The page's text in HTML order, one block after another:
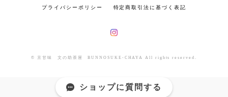
プライバシーポリシー 特定商取引法に基づく表記
© 京甘味 文の助茶屋 BUNNOSUKE-CHAYA All rights reserved.
ショップに質問する